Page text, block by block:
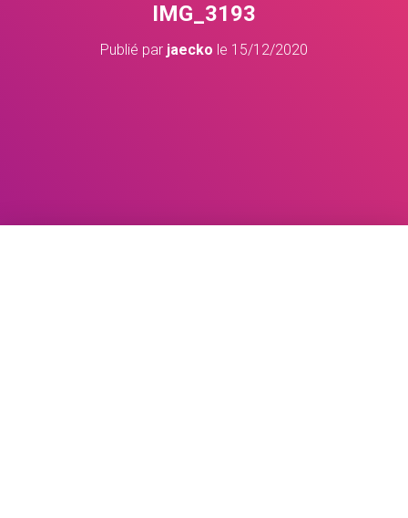
IMG_3193
Publié par jaecko le 15/12/2020